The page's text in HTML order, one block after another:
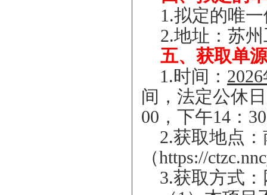
1.拟定的唯
2.地址：苏
五、获取单
1.时间：
间，法定公休
00，下午14：
2.获取地点
（https://
3.获取方式